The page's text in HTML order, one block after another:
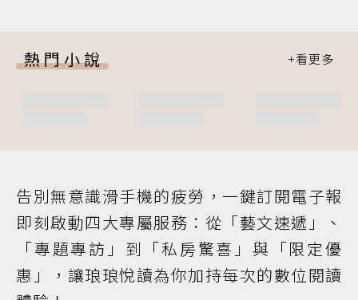
熱門小說
告別無意識滑手機的疲勞，一鍵訂閱電子報
即刻啟動四大專屬服務：從「藝文速遞」、
「專題專訪」到「私房驚喜」與「限定優
惠」，讓琅琅悅讀為你加持每次的數位閱讀